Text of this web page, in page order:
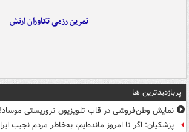
تمرین رزمی تکاوران ارتش
پربازدیدترین ها
نمایش وطن‌فروشی در قاب تلویزیون تروریستی موساد!
پزشکیان: اگر تا امروز مانده‌ایم، به‌خاطر مردم نجیب